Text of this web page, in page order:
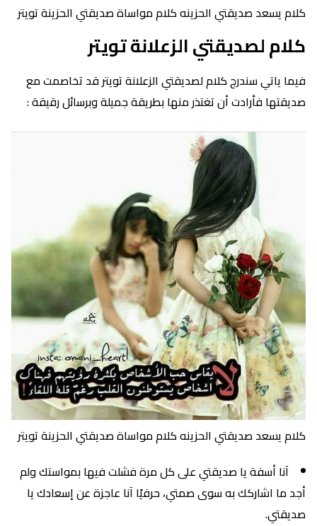
كلام يسعد صديقتي الحزينه كلام مواساة صديقتي الحزينة تويتر
كلام لصديقتي الزعلانة تويتر
فيما ياتي سندرج كلام لصديقتي الزعلانة تويتر قد تخاصمت مع
صديقتها فأرادت أن تغتذر منها بطريقة جميلة وبرسائل رقيقة :
كلام يسعد صديقتي الحزينه كلام مواساة صديقتي الحزينة تويتر
آنا أسفة يا صديقتي على كل مرة فشلت فيها بمواستك ولم
أجد ما اشاركك به سوى صمتي، حرفيًا آنا عاجزة عن إسعادك يا
صديقتي.